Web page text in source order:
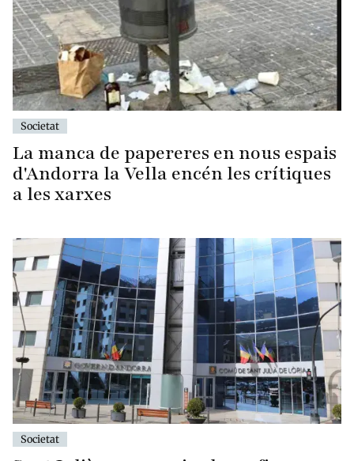
Societat
La manca de papereres en nous espais
d'Andorra la Vella encén les crítiques
a les xarxes
Societat